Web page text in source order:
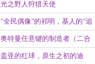
之野人狩猎天使
全民偶像”的祁明，基人的“追
”
奥特曼任意键的制造者（二合
）亚的红球，原生之初的迪